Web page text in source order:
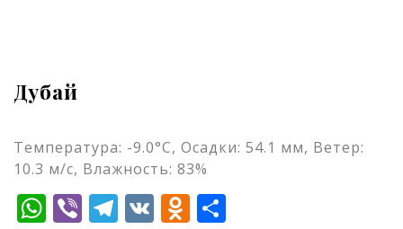
Дубай
Температура: -9.0°C, Осадки: 54.1 мм, Ветер:
10.3 м/с, Влажность: 83%
WhatsApp
ViberTelegram
VKOdnoklassniki